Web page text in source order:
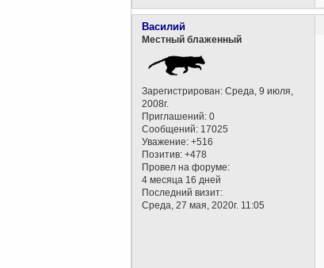
Василий
Местный блаженный
Зарегистрирован: Среда, 9 июля,
2008г.
Приглашений: 0
Сообщений: 17025
Уважение: +516
Позитив: +478
Провел на форуме:
4 месяца 16 дней
Последний визит:
Среда, 27 мая, 2020г. 11:05